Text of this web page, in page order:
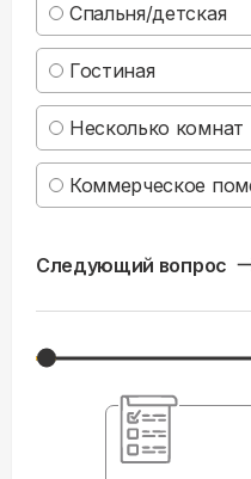
Спальня/детская
Гостиная
Несколько комнат
Коммерческое
Следующий вопрос